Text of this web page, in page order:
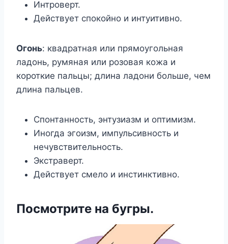
Интроверт.
Действует спокойно и интуитивно.
Огонь: квадратная или прямоугольная
ладонь, румяная или розовая кожа и
короткие пальцы; длина ладони больше, чем
длина пальцев.
Спонтанность, энтузиазм и оптимизм.
Иногда эгоизм, импульсивность и
нечувствительность.
Экстраверт.
Действует смело и инстинктивно.
Посмотрите на бугры.